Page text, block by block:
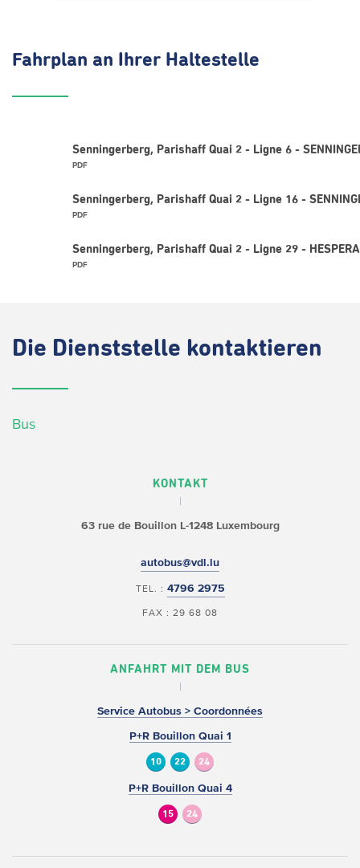
Fahrplan an Ihrer Haltestelle
Senningerberg, Parishaff Quai 2 - Ligne 6 -
PDF
Senningerberg, Parishaff Quai 2 - Ligne 16 -
PDF
Senningerberg, Parishaff Quai 2 - Ligne 29 -
PDF
Die Dienststelle kontaktieren
Bus
KONTAKT
63 rue de BouillonL-1248 Luxembourg
autobus@vdl.lu
TEL. : 4796 2975
FAX : 29 68 08
ANFAHRT MIT DEM BUS
Service Autobus > Coordonnées
P+R Bouillon Quai 1
10 22 24
P+R Bouillon Quai 4
15 24